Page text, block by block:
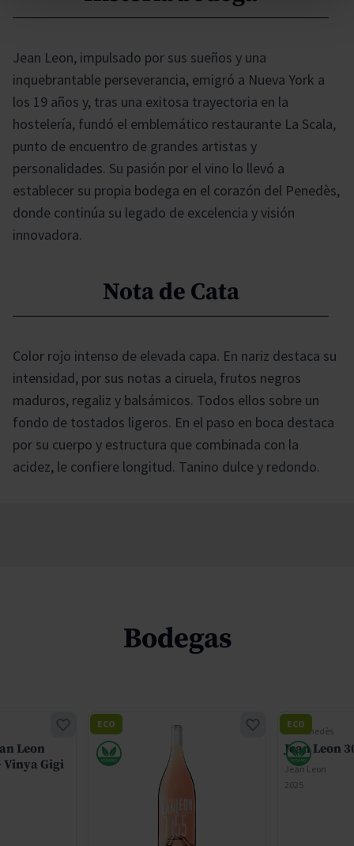
Jean Leon, impulsado por sus sueños y una
inquebrantable perseverancia, emigró a Nueva York a
los 19 años y, tras una exitosa trayectoria en la
hostelería, fundó el emblemático restaurante La Scala,
punto de encuentro de grandes artistas y
personalidades. Su pasión por el vino lo llevó a
establecer su propia bodega en el corazón del Penedès,
donde continúa su legado de excelencia y visión
innovadora.
Nota de Cata
Color rojo intenso de elevada capa. En nariz destaca su
intensidad, por sus notas a ciruela, frutos negros
maduros, regaliz y balsámicos. Todos ellos sobre un
fondo de tostados ligeros. En el paso en boca destaca
por su cuerpo y estructura que combinada con la
acidez, le confiere longitud. Tanino dulce y redondo.
Bodegas
Leon
Vinya Gigi
ECO
DO Penedès
Jean Leon
Jean Leon
2025
ECO